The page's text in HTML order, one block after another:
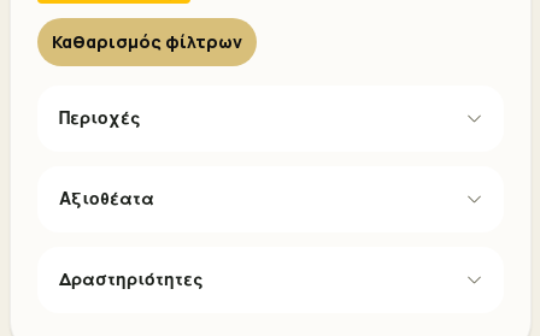
Καθαρισμός φίλτρων
Περιοχές
Αξιοθέατα
Δραστηριότητες